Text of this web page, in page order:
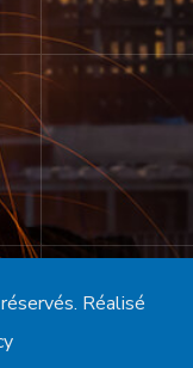
Réalisé